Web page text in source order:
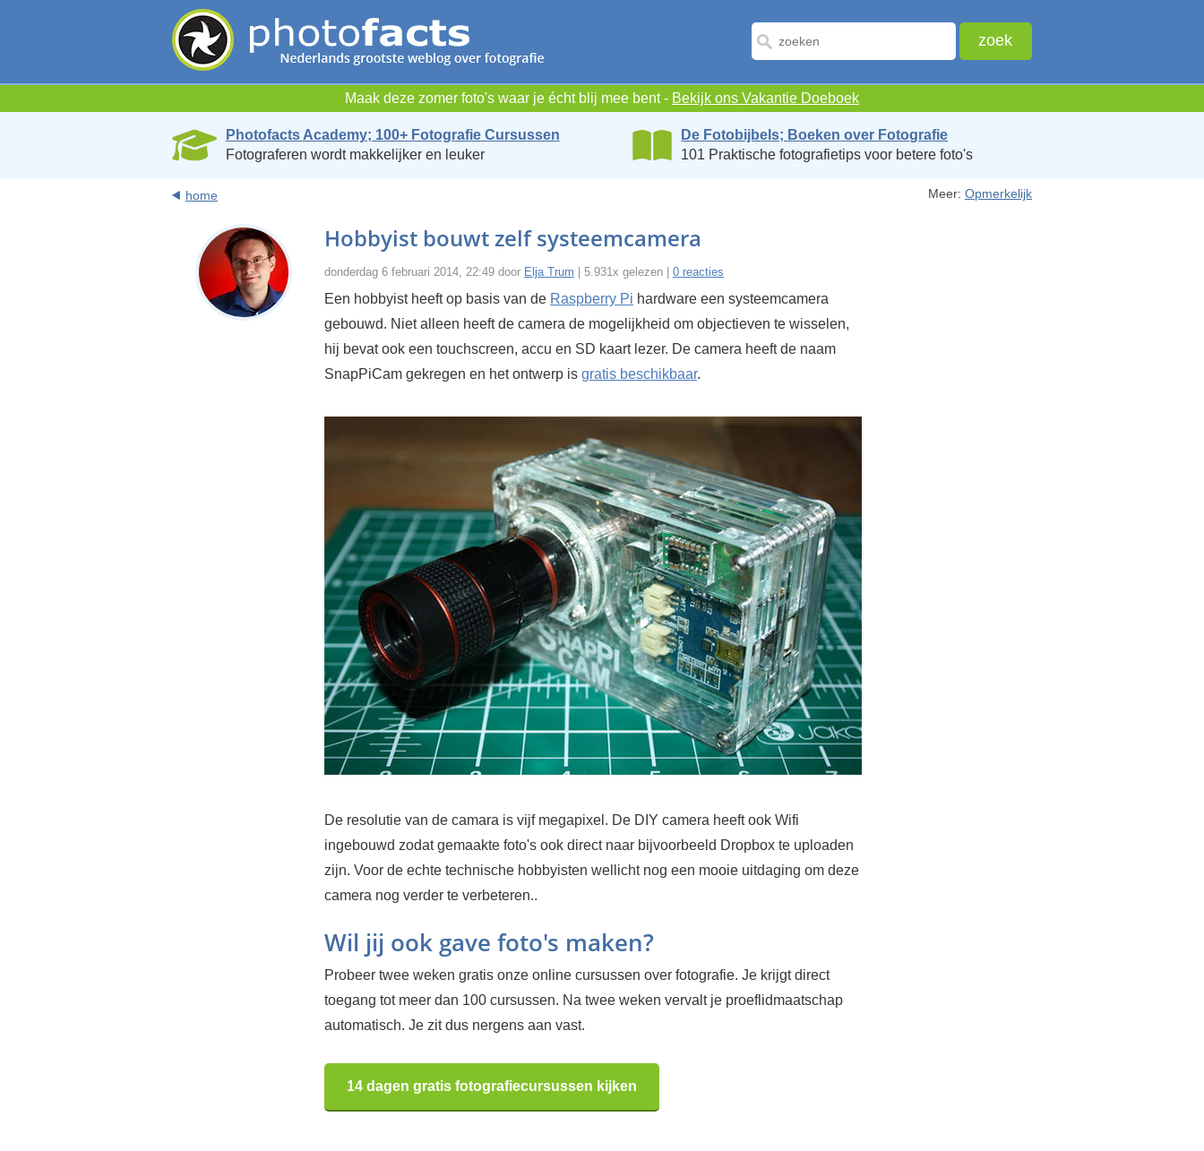
Maak deze zomer foto's waar je écht blij mee bent - Bekijk ons Vakantie Doeboek
Photofacts Academy; 100+ Fotografie Cursussen
Fotograferen wordt makkelijker en leuker
De Fotobijbels; Boeken over Fotografie
101 Praktische fotografietips voor betere foto's
home Meer: Opmerkelijk
Hobbyist bouwt zelf systeemcamera
donderdag 6 februari 2014, 22:49 door Elja Trum | 5.931x gelezen | 0 reacties
Een hobbyist heeft op basis van de Raspberry Pi hardware een systeemcamera
gebouwd. Niet alleen heeft de camera de mogelijkheid om objectieven te wisselen,
hij bevat ook een touchscreen, accu en SD kaart lezer. De camera heeft de naam
SnapPiCam gekregen en het ontwerp is gratis beschikbaar.
De resolutie van de camara is vijf megapixel. De DIY camera heeft ook Wifi
ingebouwd zodat gemaakte foto's ook direct naar bijvoorbeeld Dropbox te uploaden
zijn. Voor de echte technische hobbyisten wellicht nog een mooie uitdaging om deze
camera nog verder te verbeteren..
Wil jij ook gave foto's maken?
Probeer twee weken gratis onze online cursussen over fotografie. Je krijgt direct
toegang tot meer dan 100 cursussen. Na twee weken vervalt je proeflidmaatschap
automatisch. Je zit dus nergens aan vast.
14 dagen gratis fotografiecursussen kijken